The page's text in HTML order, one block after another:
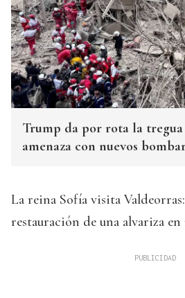
Trump da por rota la
amenaza con nuevos
La reina Sofía visita
restauración de una alvariza